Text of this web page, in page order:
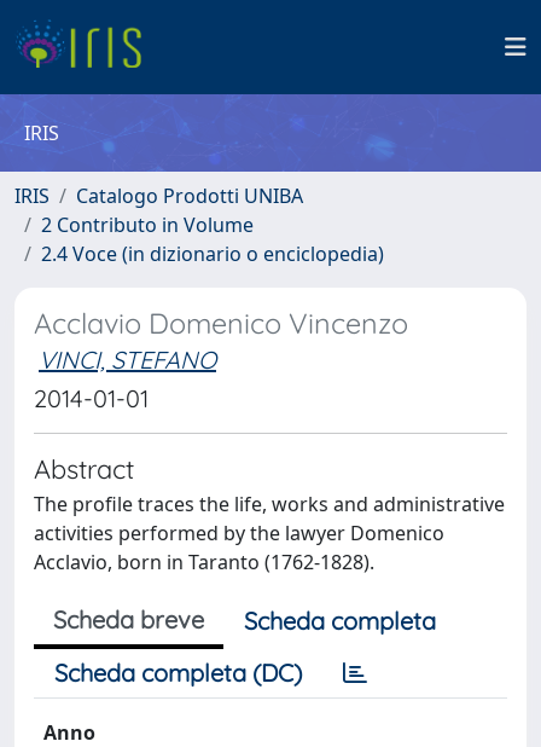
IRIS
IRIS
Catalogo Prodotti UNIBA
2 Contributo in Volume
2.4 Voce (in dizionario o enciclopedia)
Acclavio Domenico Vincenzo
VINCI, STEFANO
2014-01-01
Abstract
The profile traces the life, works and administrative
activities performed by the lawyer Domenico
Acclavio, born in Taranto (1762-1828).
Scheda breve
Scheda completa
Scheda completa (DC)
Anno